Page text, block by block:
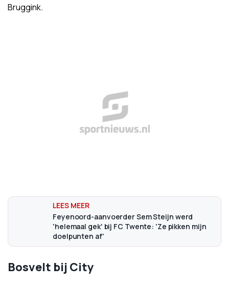
Bruggink.
Feyenoord-aanvoerder Sem Steijn werd
'helemaal gek' bij FC Twente: 'Ze pikken mijn
doelpunten af'
Bosvelt bij City